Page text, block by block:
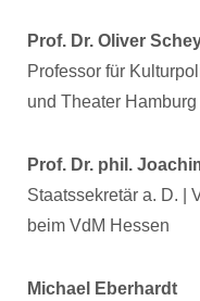
Prof. Dr. Oliver
Professor für
und Theater Hamburg
Prof. Dr. phil.
Staatssekretär a. D. |
beim VdM Hessen
Michael Eberhardt